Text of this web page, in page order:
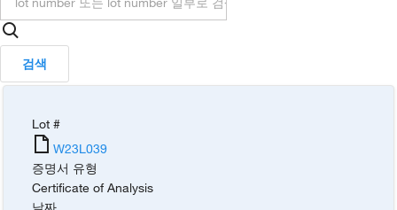
검색
Lot #
W23L039
증명서 유형
Certificate of Analysis
날짜